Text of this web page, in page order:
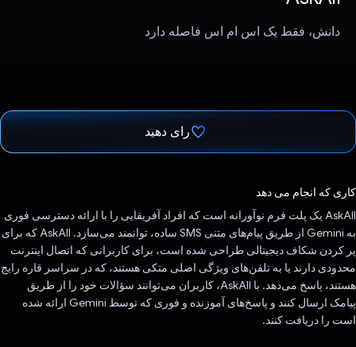
دانش، فقط یک اس ام اس فاصله دارد
رای دهید
کاری که انجام می دهد
AskAll یک پلت فرم نوآورانه است که افراد آفریقایی را با ارائه دسترسی فوری
به Gemini از طریق پیام‌های متنی SMS ساده، توانمند می‌سازد. AskAll که برای
پر کردن شکاف دیجیتالی طراحی شده است، برای کاربرانی که اتصال اینترنت
محدودی دارند یا به تلفن‌های ویژگی اصلی متکی هستند، که در سراسر قاره رایج
هستند، پاسخ می‌دهد. با AskAll، کاربران می‌توانند سؤالات خود را از طریق
پیامک ارسال کنند و پاسخ‌های آموزنده و فوری که توسط Gemini ارائه شده
است را دریافت کنند.